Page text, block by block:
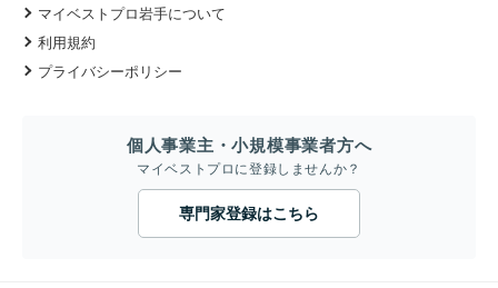
マイベストプロ岩手について
利用規約
プライバシーポリシー
個人事業主・小規模事業者方へ
マイベストプロに登録しませんか？
専門家登録はこちら